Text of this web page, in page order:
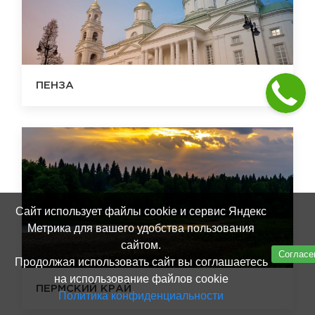
ПЕНЗА
ПЕРМСКИЙ КРАЙ
Сайт использует файлы cookie и сервис Яндекс
Метрика для вашего удобства пользования
сайтом.
Продолжая использовать сайт вы соглашаетесь
на использование файлов cookie
Политика конфиденциальности